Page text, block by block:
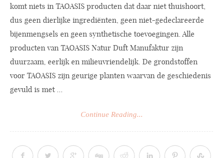
komt niets in TAOASIS producten dat daar niet thuishoort,
dus geen dierlijke ingrediënten, geen niet-gedeclareerde
bijenmengsels en geen synthetische toevoegingen. Alle
producten van TAOASIS Natur Duft Manufaktur zijn
duurzaam, eerlijk en milieuvriendelijk. De grondstoffen
voor TAOASIS zijn geurige planten waarvan de geschiedenis
gevuld is met ...
Continue Reading...